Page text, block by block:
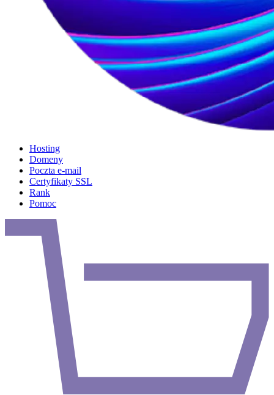
Hosting
Domeny
Poczta e-mail
Certyfikaty SSL
Rank
Pomoc